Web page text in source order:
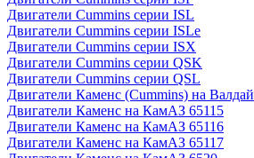
Двигатели Cummins серии ISL
Двигатели Cummins серии ISLe
Двигатели Cummins серии ISX
Двигатели Cummins серии QSK
Двигатели Cummins серии QSL
Двигатели Каменс (Cummins) на Валдай
Двигатели Каменс на КамАЗ 65115
Двигатели Каменс на КамАЗ 65116
Двигатели Каменс на КамАЗ 65117